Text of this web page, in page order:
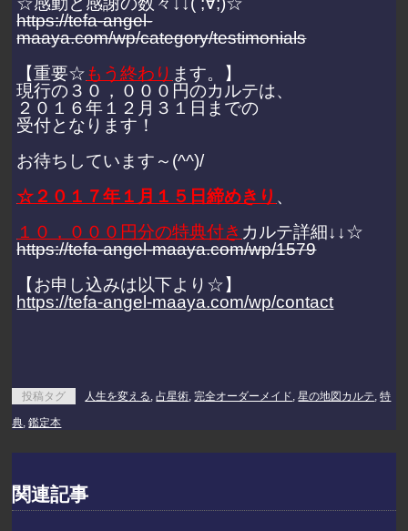
https://tefa-angel-
maaya.com/wp/category/testimonials
【重要☆もう終わり ます。】
現行の３０，０００円のカルテは、
２０１６年１２月３１日までの
受付となります！
お待ちしています～(^^)/
☆２０１７年１月１５日締めきり 、
１０，０００円分の特典付き カルテ詳細↓↓☆
https://tefa-angel-maaya.com/wp/1579
【お申し込みは以下より☆】
https://tefa-angel-maaya.com/wp/contact
投稿タグ 人生を変える ,占星術 ,完全オーダーメイド ,星の地図カルテ ,特
典 ,鑑定本
関連記事